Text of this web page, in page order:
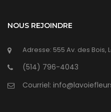
NOUS REJOINDRE
Adresse: 555 Av. des Bois,
(514) 796-4043
Courriel: